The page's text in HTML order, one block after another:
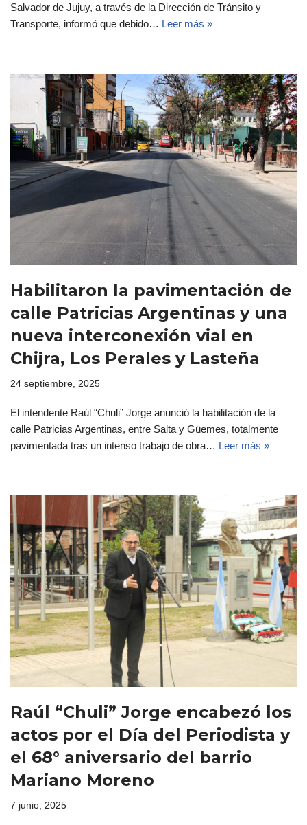
Salvador de Jujuy, a través de la Dirección de Tránsito y
Transporte, informó que debido… Leer más »
Habilitaron la pavimentación de
calle Patricias Argentinas y una
nueva interconexión vial en
Chijra, Los Perales y Lasteña
24 septiembre, 2025
El intendente Raúl “Chuli” Jorge anunció la habilitación de la
calle Patricias Argentinas, entre Salta y Güemes, totalmente
pavimentada tras un intenso trabajo de obra… Leer más »
Raúl “Chuli” Jorge encabezó los
actos por el Día del Periodista y
el 68° aniversario del barrio
Mariano Moreno
7 junio, 2025